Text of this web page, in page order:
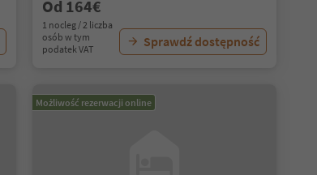
Od 164€
1 nocleg / 2 liczba
osób w tym
podatek VAT
Sprawdź dostępność
Możliwość rezerwacji online